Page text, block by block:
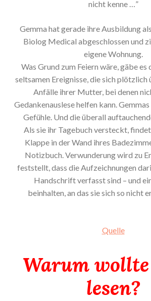
nicht kenne …”
Gemma hat gerade ihre Ausbildung
Biolog Medical abgeschlossen und
eigene Wohnung.
Was Grund zum Feiern wäre, gäbe es
seltsamen Ereignisse, die sich plötzlich
Anfälle ihrer Mutter, bei denen
Gedankenauslese helfen kann.
Gefühle. Und die überall
Als sie ihr Tagebuch versteckt,
Klappe in der Wand ihres
Notizbuch. Verwunderung wird zu
feststellt, dass die Aufzeichnungen
Handschrift verfasst sind – und
beinhalten, an das sie sich so nicht
Quelle
Warum wollte
lesen?